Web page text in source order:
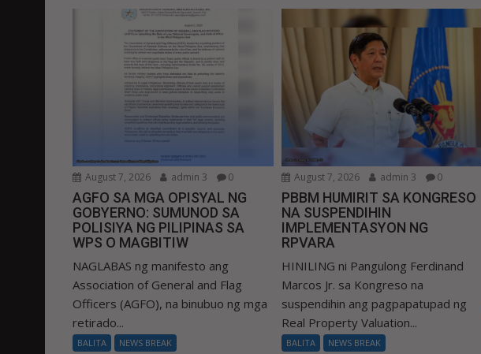
August 7, 2026 admin 3 0
AGFO SA MGA OPISYAL NG
GOBYERNO: SUMUNOD SA
POLISIYA NG PILIPINAS SA
WPS O MAGBITIW
NAGLABAS ng manifesto ang
Association of General and Flag
Officers (AGFO), na binubuo ng mga
retirado...
BALITA NEWS BREAK
August 7, 2026 admin 3 0
PBBM HUMIRIT SA KONGRESO
NA SUSPENDIHIN
IMPLEMENTASYON NG
RPVARA
HINILING ni Pangulong Ferdinand
Marcos Jr. sa Kongreso na
suspendihin ang pagpapatupad ng
Real Property Valuation...
BALITA NEWS BREAK